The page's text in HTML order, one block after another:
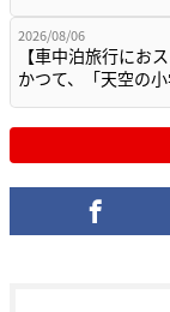
2026/08/06
【車中泊旅行にお
かつて、「天空の